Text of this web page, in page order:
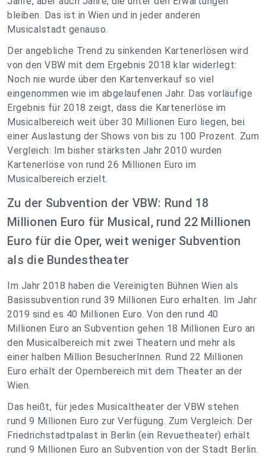
bleiben. Das ist in Wien und in jeder anderen
Musicalstadt genauso.
Der angebliche Trend zu sinkenden Kartenerlösen wird
von den VBW mit dem Ergebnis 2018 klar widerlegt:
Noch nie wurde über den Kartenverkauf so viel
eingenommen wie im abgelaufenen Jahr. Das vorläufige
Ergebnis für 2018 zeigt, dass die Kartenerlöse im
Musicalbereich weit über 30 Millionen Euro liegen, bei
einer Auslastung der Shows von bis zu 100 Prozent. Zum
Vergleich: Im bisher stärksten Jahr 2010 wurden
Kartenerlöse von rund 26 Millionen Euro im
Musicalbereich erzielt.
Zu der Subvention der VBW: Rund 18
Millionen Euro für Musical, rund 22 Millionen
Euro für die Oper, weit weniger Subvention
als die Bundestheater
Im Jahr 2018 haben die Vereinigten Bühnen Wien als
Basissubvention rund 39 Millionen Euro erhalten. Im Jahr
2019 sind es 40 Millionen Euro. Von den rund 40
Millionen Euro an Subvention gehen 18 Millionen Euro an
den Musicalbereich mit zwei Theatern und mehr als
einer halben Million BesucherInnen. Rund 22 Millionen
Euro erhält der Opernbereich mit dem Theater an der
Wien.
Das heißt, für jedes Musicaltheater der VBW stehen
rund 9 Millionen Euro zur Verfügung. Zum Vergleich: Der
Friedrichstadtpalast in Berlin (ein Revuetheater) erhält
rund 9 Millionen Euro an Subvention von der Stadt Berlin.